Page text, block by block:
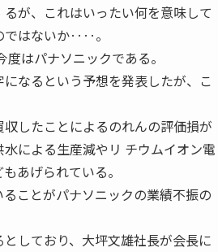
が、これはいったい何を意味して
ではないか‥‥。
ナソニックである。
なるという予想を発表したが、こ
したことによるのれんの評価損が
による生産減やリ チウムイオン電
あげられている。
ことがパナソニックの業績不振の
しており、大坪文雄社長が会長に